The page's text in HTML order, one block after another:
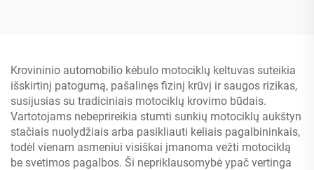
Krovininio automobilio kėbulo motociklų keltuvas suteikia
išskirtinį patogumą, pašalinęs fizinį krūvį ir saugos rizikas,
susijusias su tradiciniais motociklų krovimo būdais.
Vartotojams nebeprireikia stumti sunkių motociklų aukštyn
stačiais nuolydžiais arba pasikliauti keliais pagalbininkais,
todėl vienam asmeniui visiškai įmanoma vežti motociklą
be svetimos pagalbos. Ši nepriklausomybė ypač vertinga